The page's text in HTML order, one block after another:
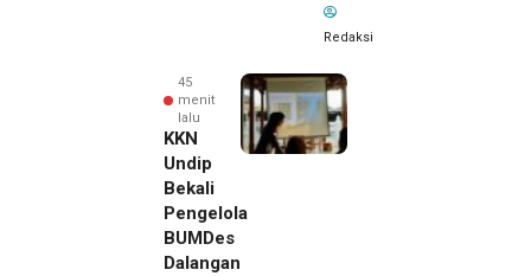
Redaksi
45
menit
lalu
KKN
Undip
Bekali
Pengelola
BUMDes
Dalangan